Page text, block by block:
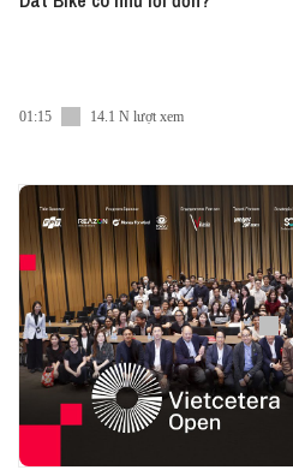
01:15 14.1 N lượt xem